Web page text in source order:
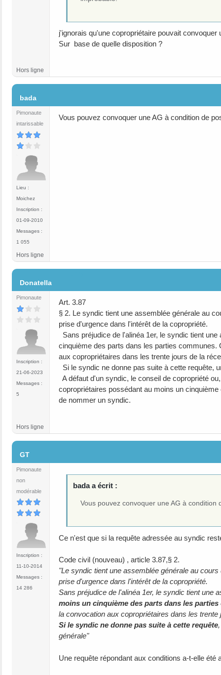
j'ignorais qu'une copropriétaire pouvait convoquer
Sur base de quelle disposition ?
Hors ligne
bada
Pimonaute
intarissable
Lieu :
Moichez
Inscription :
01-09-2010
Messages :
1 055
Vous pouvez convoquer une AG à condition de
Hors ligne
Donatella
Pimonaute
Inscription :
21-06-2023
Messages :
5
Art. 3.87
§ 2. Le syndic tient une assemblée générale au
prise d'urgence dans l'intérêt de la copropriété.
Sans préjudice de l'alinéa 1er, le syndic tient
cinquième des parts dans les parties
aux copropriétaires dans les trente jours de la
Si le syndic ne donne pas suite à cette requête,
A défaut d'un syndic, le conseil de copropriété
copropriétaires possédant au moins un
de nommer un syndic.
Hors ligne
GT
Pimonaute
non
modérable
Inscription :
11-10-2014
Messages :
14 286
bada a écrit :
Vous pouvez convoquer une AG à
Ce n'est que si la requête adressée au syndic
Code civil (nouveau) , article 3.87,§ 2.
"Le syndic tient une assemblée générale au
prise d'urgence dans l'intérêt de la copropriété.
Sans préjudice de l'alinéa 1er, le syndic tient une
moins un cinquième des parts dans les parties
la convocation aux copropriétaires dans les
Si le syndic ne donne pas suite à cette requête
générale"
Une requête répondant aux conditions a-t-elle été